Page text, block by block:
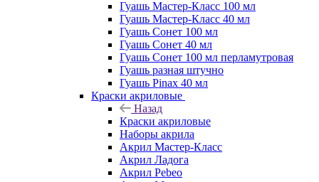
Гуашь Мастер-Класс 100 мл
Гуашь Мастер-Класс 40 мл
Гуашь Сонет 100 мл
Гуашь Сонет 40 мл
Гуашь Сонет 100 мл перламутровая
Гуашь разная штучно
Гуашь Pinax 40 мл
Краски акриловые
Назад
Краски акриловые
Наборы акрила
Акрил Мастер-Класс
Акрил Ладога
Акрил Pebeo